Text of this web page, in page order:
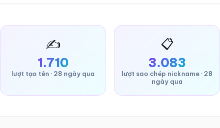
✍️
1.710
lượt tạo tên · 28 ngày qua
📋
3.083
lượt sao chép nickname · 28
ngày qua